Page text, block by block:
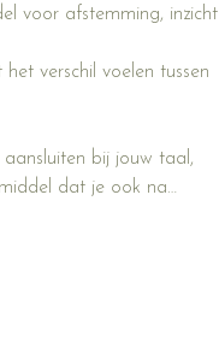
voor afstemming, inzicht
verschil voelen tussen
bij jouw taal,
dat je ook na…